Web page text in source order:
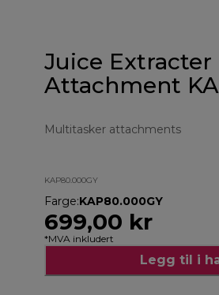
Juice Extracter
Attachment
Multitasker attachments
KAP80.000GY
Farge:KAP80.000GY
699,00 kr
*MVA inkludert
Legg til i